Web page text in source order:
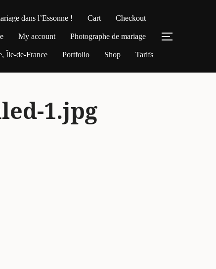
dans l’Essonne ! Cart Checkout
My account Photographe de mariage
Île-de-France Portfolio Shop Tarifs
1.jpg